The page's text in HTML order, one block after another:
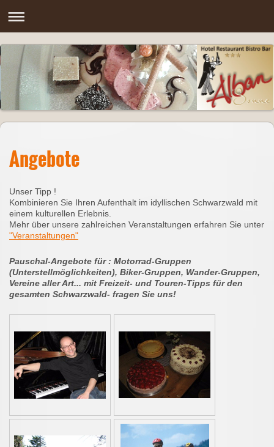
Angebote
Unser Tipp !
Kombinieren Sie Ihren Aufenthalt im idyllischen Schwarzwald mit
einem kulturellen Erlebnis.
Mehr über unsere zahlreichen Veranstaltungen erfahren Sie unter
"Veranstaltungen"
Pauschal-Angebote für : Motorrad-Gruppen
(Unterstellmöglichkeiten), Biker-Gruppen, Wander-Gruppen,
Vereine aller Art... mit Freizeit- und Touren-Tipps für den
gesamten Schwarzwald- fragen Sie uns!